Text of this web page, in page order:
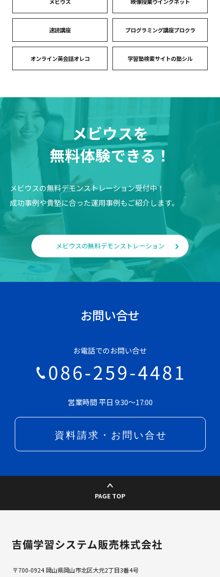
速読講座 プログラミング講座プロクラ
オンライン英会話オレコ 学習塾検索サイトの塾シル
メビウスを
無料体験できる！
メビウスの無料デモンストレーション受付中！
成功事例や貴塾に合った運用事例もご紹介します。
メビウスの無料デモンストレーション
お問い合せ
お電話でのお問い合せ
営業時間 平日 9:30～17:00
PAGE TOP
700-0924 岡山県岡山市北区大元2丁目3番4号